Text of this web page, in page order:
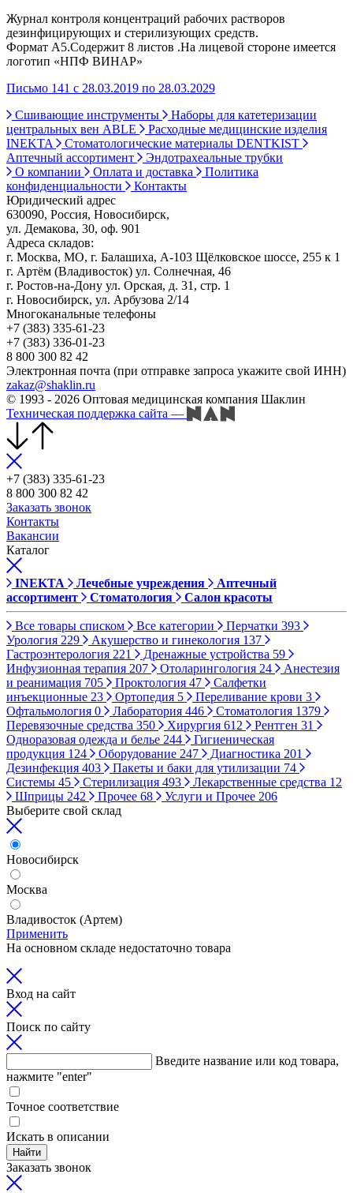
Журнал контроля концентраций рабочих растворов
дезинфицирующих и стерилизующих средств.
Формат А5.Содержит 8 листов .На лицевой стороне имеется
логотип «НПФ ВИНАР»
Письмо 141 с 28.03.2019 по 28.03.2029
Сшивающие инструменты
Наборы для катетеризации
центральных вен ABLE
Расходные медицинские изделия
INEKTA
Стоматологические материалы DENTKIST
Аптечный ассортимент
Эндотрахеальные трубки
О компании
Оплата и доставка
Политика
конфиденциальности
Контакты
Юридический адрес
630090, Россия, Новосибирск,
ул. Демакова, 30, оф. 901
Адреса складов:
г. Москва, МО, г. Балашиха, А-103 Щёлковское шоссе, 255 к 1
г. Артём (Владивосток) ул. Солнечная, 46
г. Ростов-на-Дону ул. Орская, д. 31, стр. 1
г. Новосибирск, ул. Арбузова 2/14
Многоканальные телефоны
+7 (383) 335-61-23
+7 (383) 336-01-23
8 800 300 82 42
Электронная почта (при отправке запроса укажите свой ИНН)
zakaz@shaklin.ru
© 1993 - 2026 Оптовая медицинская компания Шаклин
Техническая поддержка сайта —
+7 (383) 335-61-23
8 800 300 82 42
Заказать звонок
Контакты
Вакансии
Каталог
INEKTA Лечебные учреждения
Аптечный
ассортимент
Стоматология Салон красоты
Все товары списком Все категории Перчатки 393
Урология 229 Акушерство и гинекология 137
Гастроэнтерология 221 Дренажные устройства 59
Инфузионная терапия 207 Отоларингология 24
Анестезия
и реанимация 705 Проктология 47
Салфетки
инъекционные 23 Ортопедия 5 Переливание крови 3
Офтальмология 0 Лаборатория 446 Стоматология 1379
Перевязочные средства 350 Хирургия 612 Рентген 31
Одноразовая одежда и белье 244
Гигиеническая
продукция 124 Оборудование 247 Диагностика 201
Дезинфекция 403 Пакеты и баки для утилизации 74
Системы 45 Стерилизация 493 Лекарственные средства 12
Шприцы 242 Прочее 68 Услуги и Прочее 206
Выберите свой склад
Новосибирск
Москва
Владивосток (Артем)
Применить
На основном складе недостаточно товара
Вход на сайт
Поиск по сайту
Введите название или код товара,
нажмите "enter"
Точное соответствие
Искать в описании
Найти
Заказать звонок